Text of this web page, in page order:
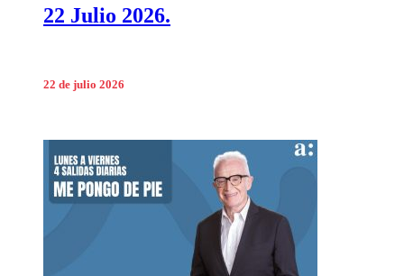
22 Julio 2026.
22 de julio 2026